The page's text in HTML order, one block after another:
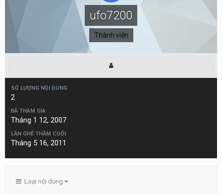
ufo7200
Thành viên
SỐ LƯỢNG NỘI DUNG
2
ĐÃ THAM GIA
Tháng 1 12, 2007
LẦN GHÉ THĂM CUỐI
Tháng 5 16, 2011
Loại nội dung